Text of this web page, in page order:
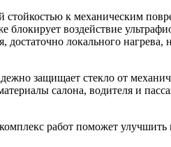
стойкостью к механическим
блокирует воздействие
достаточно локального
защищает стекло от
салона, водителя и
работ поможет